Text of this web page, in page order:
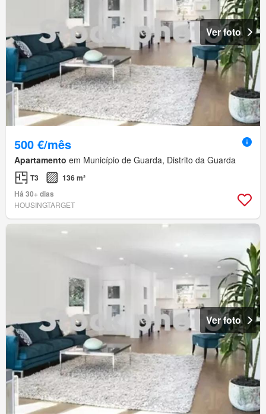
Ver foto
500 €/mês
Apartamento em Município de Guarda, Distrito da Guarda
T3
136 m²
Há 30+ dias
HOUSINGTARGET
Ver foto